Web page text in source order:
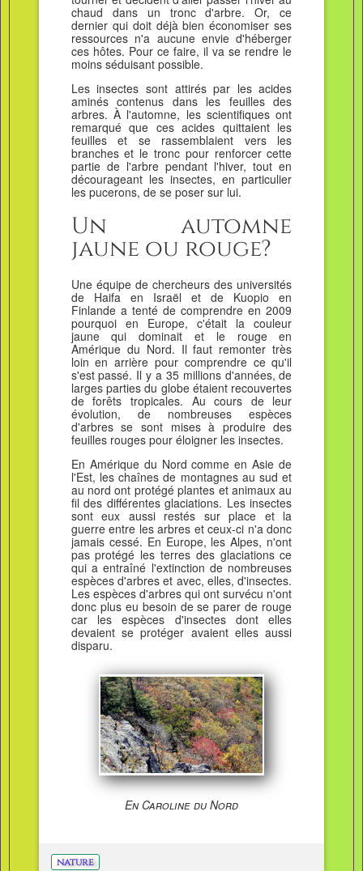
chaud dans un tronc d'arbre. Or, ce
dernier qui doit déjà bien économiser ses
ressources n'a aucune envie d'héberger
ces hôtes. Pour ce faire, il va se rendre le
moins séduisant possible.
Les insectes sont attirés par les acides
aminés contenus dans les feuilles des
arbres. À l'automne, les scientifiques ont
remarqué que ces acides quittaient les
feuilles et se rassemblaient vers les
branches et le tronc pour renforcer cette
partie de l'arbre pendant l'hiver, tout en
décourageant les insectes, en particulier
les pucerons, de se poser sur lui.
Un automne
jaune ou rouge?
Une équipe de chercheurs des universités
de Haifa en Israël et de Kuopio en
Finlande a tenté de comprendre en 2009
pourquoi en Europe, c'était la couleur
jaune qui dominait et le rouge en
Amérique du Nord. Il faut remonter très
loin en arrière pour comprendre ce qu'il
s'est passé. Il y a 35 millions d'années, de
larges parties du globe étaient recouvertes
de forêts tropicales. Au cours de leur
évolution, de nombreuses espèces
d'arbres se sont mises à produire des
feuilles rouges pour éloigner les insectes.
En Amérique du Nord comme en Asie de
l'Est, les chaînes de montagnes au sud et
au nord ont protégé plantes et animaux au
fil des différentes glaciations. Les insectes
sont eux aussi restés sur place et la
guerre entre les arbres et ceux-ci n'a donc
jamais cessé. En Europe, les Alpes, n'ont
pas protégé les terres des glaciations ce
qui a entraîné l'extinction de nombreuses
espèces d'arbres et avec, elles, d'insectes.
Les espèces d'arbres qui ont survécu n'ont
donc plus eu besoin de se parer de rouge
car les espèces d'insectes dont elles
devaient se protéger avaient elles aussi
disparu.
En Caroline du Nord
nature